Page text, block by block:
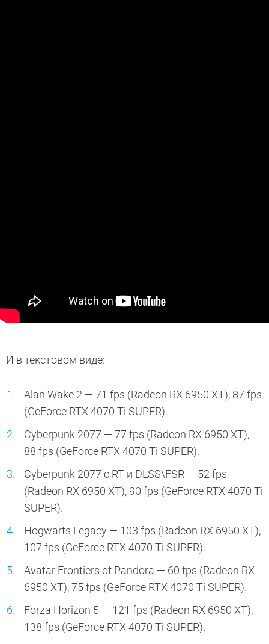
И в текстовом виде:
Alan Wake 2 — 71 fps (Radeon RX 6950 XT), 87 fps
(GeForce RTX 4070 Ti SUPER).
Cyberpunk 2077 — 77 fps (Radeon RX 6950 XT),
88 fps (GeForce RTX 4070 Ti SUPER).
Cyberpunk 2077 с RT и DLSS\FSR — 52 fps
(Radeon RX 6950 XT), 90 fps (GeForce RTX 4070 Ti
SUPER).
Hogwarts Legacy — 103 fps (Radeon RX 6950 XT),
107 fps (GeForce RTX 4070 Ti SUPER).
Avatar Frontiers of Pandora — 60 fps (Radeon RX
6950 XT), 75 fps (GeForce RTX 4070 Ti SUPER).
Forza Horizon 5 — 121 fps (Radeon RX 6950 XT),
138 fps (GeForce RTX 4070 Ti SUPER).